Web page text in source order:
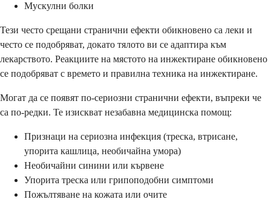
Мускулни болки
Тези често срещани странични ефекти обикновено са леки и
често се подобряват, докато тялото ви се адаптира към
лекарството. Реакциите на мястото на инжектиране обикновено
се подобряват с времето и правилна техника на инжектиране.
Могат да се появят по-сериозни странични ефекти, въпреки че
са по-редки. Те изискват незабавна медицинска помощ:
Признаци на сериозна инфекция (треска, втрисане,
упорита кашлица, необичайна умора)
Необичайни синини или кървене
Упорита треска или грипоподобни симптоми
Пожълтяване на кожата или очите